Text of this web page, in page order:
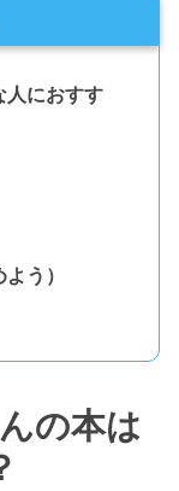
人におすす
う）
の本は